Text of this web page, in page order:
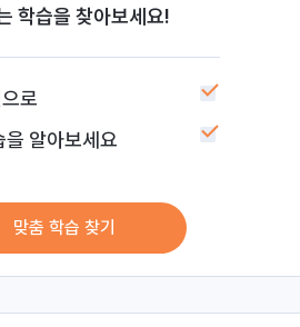
학습을 찾아보세요!
로
을 알아보세요
맞춤 학습 찾기